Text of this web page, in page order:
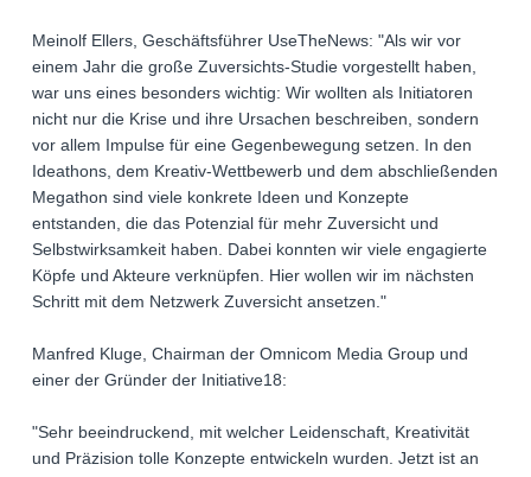
Meinolf Ellers, Geschäftsführer UseTheNews: "Als wir vor
einem Jahr die große Zuversichts-Studie vorgestellt haben,
war uns eines besonders wichtig: Wir wollten als Initiatoren
nicht nur die Krise und ihre Ursachen beschreiben, sondern
vor allem Impulse für eine Gegenbewegung setzen. In den
Ideathons, dem Kreativ-Wettbewerb und dem abschließenden
Megathon sind viele konkrete Ideen und Konzepte
entstanden, die das Potenzial für mehr Zuversicht und
Selbstwirksamkeit haben. Dabei konnten wir viele engagierte
Köpfe und Akteure verknüpfen. Hier wollen wir im nächsten
Schritt mit dem Netzwerk Zuversicht ansetzen."
Manfred Kluge, Chairman der Omnicom Media Group und
einer der Gründer der Initiative18:
"Sehr beeindruckend, mit welcher Leidenschaft, Kreativität
und Präzision tolle Konzepte entwickeln wurden. Jetzt ist an